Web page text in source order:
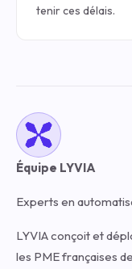
tenir ces délais.
Équipe LYVIA
Experts en
LYVIA conçoit et
les PME françaises